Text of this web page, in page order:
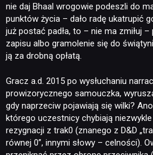
nie daj Bhaal wrogowie podeszli do
punktów życia – dało radę ukatrupić
już postać padła, to – nie ma zmiłuj
zapisu albo gramolenie się do
ją za drobną opłatą.
Gracz a.d. 2015 po wysłuchaniu
prowizorycznego samouczka,
gdy naprzeciw pojawiają się wilki?
którego uczestnicy chybiają
rezygnacji z trak0 (znanego z D&D
równej 0”, innymi słowy – celności).